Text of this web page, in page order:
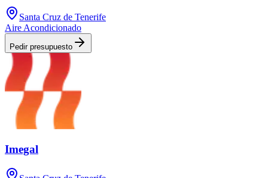
Santa Cruz de Tenerife
Aire Acondicionado
Pedir presupuesto
Imegal